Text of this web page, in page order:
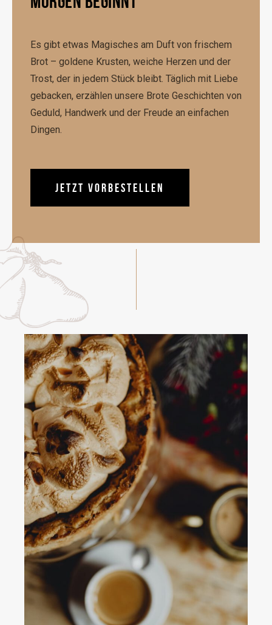
Es gibt etwas Magisches am Duft von frischem
Brot – goldene Krusten, weiche Herzen und der
Trost, der in jedem Stück bleibt. Täglich mit Liebe
gebacken, erzählen unsere Brote Geschichten von
Geduld, Handwerk und der Freude an einfachen
Dingen.
JETZT VORBESTELLEN